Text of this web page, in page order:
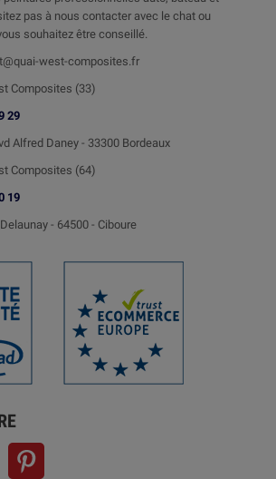
pas à nous contacter avec le chat ou
souhaitez être conseillé.
west-composites.fr
Composites (33)
29
Alfred Daney - 33300 Bordeaux
Composites (64)
19
- 64500 - Ciboure
YouTube